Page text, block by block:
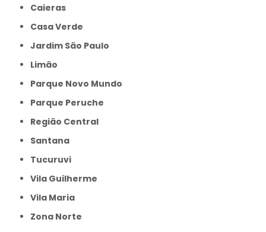
Caieras
Casa Verde
Jardim São Paulo
Limão
Parque Novo Mundo
Parque Peruche
Região Central
Santana
Tucuruvi
Vila Guilherme
Vila Maria
Zona Norte